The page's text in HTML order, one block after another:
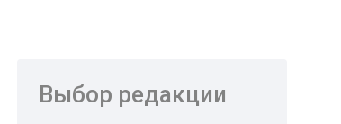
Выбор редакции